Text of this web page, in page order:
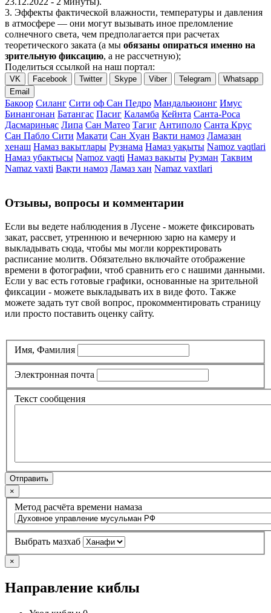
3. Эффекты фактической влажности, температуры и давления
в атмосфере — они могут вызывать иное преломление
солнечного света, чем предполагается при расчетах
теоретического заката (а мы обязаны опираться именно на
зрительную фиксацию, а не рассчетную);
Поделиться ссылкой на наш портал:
VK Facebook Twitter Skype Viber Telegram
Whatsapp
Email
Бакоор Силанг Сити оф Сан Педро Мандальюионг Имус
Бинангонан Батангас Пасиг Каламба Кейнта Санта-Роса
Дасмариньяс Липа Сан Матео Тагиг Антиполо Санта Крус
Сан Пабло Сити Макати Сан Хуан Вакти намоз Ламазан
хенаш Намаз вакытлары Рузнама Намаз уақыты Namoz vaqtlari
Намаз убактысы Namoz vaqti Намаз вакыты Рузман Таквим
Namaz vaxti Вақти намоз Ламаз хан Namaz vaxtlari
Отзывы, вопросы и комментарии
Если вы ведете наблюдения в Лусене - можете фиксировать
закат, рассвет, утреннюю и вечернюю зарю на камеру и
выкладывать сюда, чтобы мы могли корректировать
расписание молитв. Обязательно включайте отображение
времени в фотографии, чтоб сравнить его с нашими данными.
Если у вас есть готовые графики, основанные на зрительной
фиксации - можете выкладывать их в виде фото. Также
можете задать тут свой вопрос, прокомментировать страницу
или просто поставить оценку сайту.
Имя, Фамилия
Электронная почта
Текст сообщения
Отправить
×
Метод расчёта времени намаза
Выбрать мазхаб
×
Направление киблы